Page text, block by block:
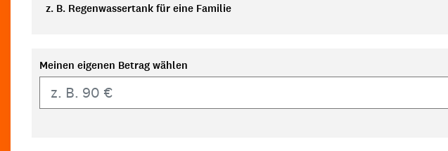
z. B. Regenwassertank für eine Familie
Meinen eigenen Betrag wählen